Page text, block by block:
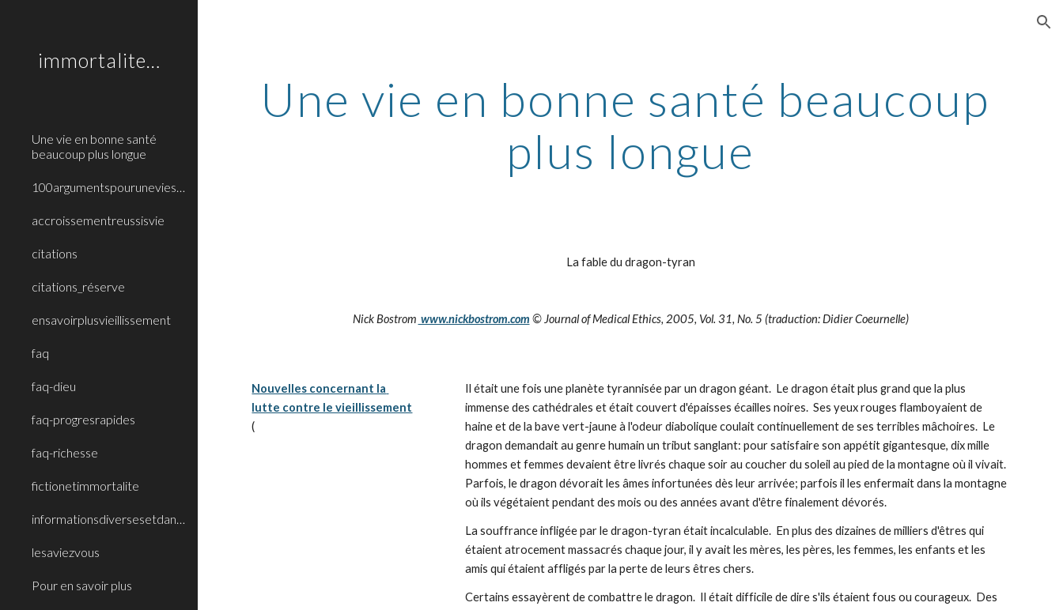
immortalitebiologique
Une vie en bonne santé
beaucoup plus longue
100argumentspouruneviesanslimite
accroissementreussisvie
citations
citations_réserve
ensavoirplusvieillissement
faq
faq-dieu
faq-progresrapides
faq-richesse
fictionetimmortalite
informationsdiversesetdanstoutesleslangu
lesaviezvous
Pour en savoir plus
Une vie en bonne santé beaucoup
plus longue
La fable du dragon-tyran
Nick Bostrom www.nickbostrom.com © Journal of Medical Ethics, 2005, Vol. 31, No. 5 (traduction: Didier Coeurnelle)
Nouvelles concernant la
lutte contre le vieillissement
(
Il était une fois une planète tyrannisée par un dragon géant.  Le dragon était plus grand que la plus
immense des cathédrales et était couvert d'épaisses écailles noires.  Ses yeux rouges flamboyaient de
haine et de la bave vert-jaune à l'odeur diabolique coulait continuellement de ses terribles mâchoires.  Le
dragon demandait au genre humain un tribut sanglant: pour satisfaire son appétit gigantesque, dix mille
hommes et femmes devaient être livrés chaque soir au coucher du soleil au pied de la montagne où il vivait.
Parfois, le dragon dévorait les âmes infortunées dès leur arrivée; parfois il les enfermait dans la montagne
où ils végétaient pendant des mois ou des années avant d'être finalement dévorés.
La souffrance infligée par le dragon-tyran était incalculable.  En plus des dizaines de milliers d'êtres qui
étaient atrocement massacrés chaque jour, il y avait les mères, les pères, les femmes, les enfants et les
amis qui étaient affligés par la perte de leurs êtres chers.
Certains essayèrent de combattre le dragon.  Il était difficile de dire s'ils étaient fous ou courageux.  Des